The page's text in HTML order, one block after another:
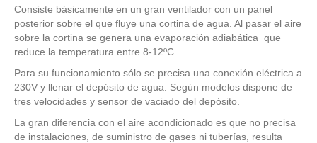
Consiste básicamente en un gran ventilador con un panel
posterior sobre el que fluye una cortina de agua. Al pasar el aire
sobre la cortina se genera una evaporación adiabática que
reduce la temperatura entre 8-12ºC.
Para su funcionamiento sólo se precisa una conexión eléctrica a
230V y llenar el depósito de agua. Según modelos dispone de
tres velocidades y sensor de vaciado del depósito.
La gran diferencia con el aire acondicionado es que no precisa
de instalaciones, de suministro de gases ni tuberías, resulta